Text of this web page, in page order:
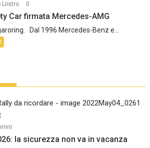
Liistro 0
Car firmata Mercedes-AMG
Dal 1996 Mercedes-Benz e...
la sicurezza non va in vacanza